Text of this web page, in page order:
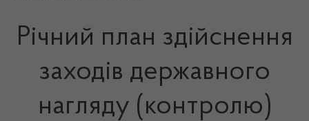
Річний план здійснення
заходів державного
нагляду (контролю)